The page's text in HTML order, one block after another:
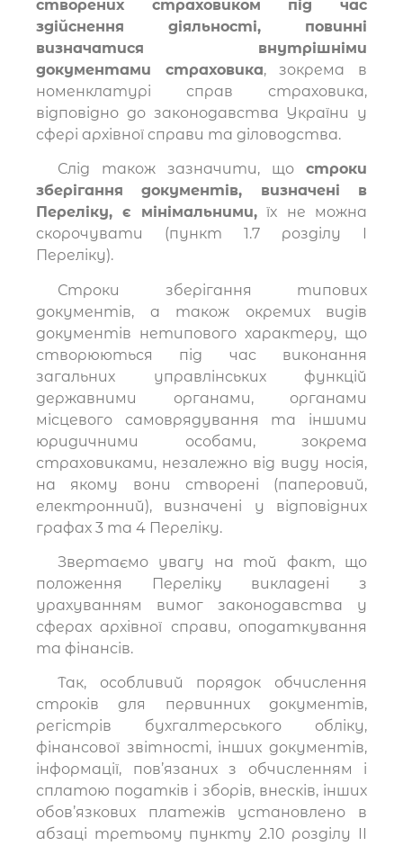
створених страховиком під час
здійснення діяльності, повинні
визначатися внутрішніми
документами страховика, зокрема в
номенклатурі справ страховика,
відповідно до законодавства України у
сфері архівної справи та діловодства.
Слід також зазначити, що строки
зберігання документів, визначені в
Переліку, є мінімальними,їх не можна
скорочувати (пункт 1.7 розділу І
Переліку).
Строки зберігання типових
документів, а також окремих видів
документів нетипового характеру, що
створюються під час виконання
загальних управлінських функцій
державними органами, органами
місцевого самоврядування та іншими
юридичними особами, зокрема
страховиками, незалежно від виду носія,
на якому вони створені (паперовий,
електронний), визначені у відповідних
графах 3 та 4 Переліку.
Звертаємо увагу на той факт, що
положення Переліку викладені з
урахуванням вимог законодавства у
сферах архівної справи, оподаткування
та фінансів.
Так, особливий порядок обчислення
строків для первинних документів,
регістрів бухгалтерського обліку,
фінансової звітності, інших документів,
інформації, пов’язаних з обчисленням і
сплатою податків і зборів, внесків, інших
обов’язкових платежів установлено в
абзаці третьому пункту 2.10 розділу ІІ